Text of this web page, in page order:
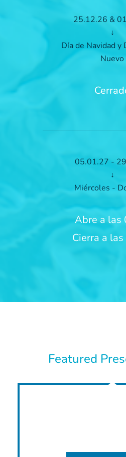
25.12.26 &
↓
Día de Navidad y
Nuevo
05.01.27 -
↓
Miércoles -
Abre a las
Cierra a
Featured